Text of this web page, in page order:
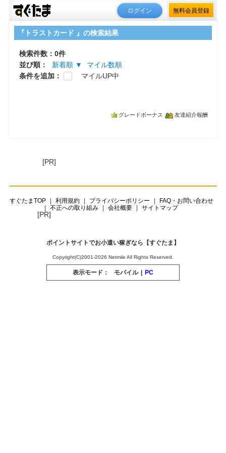
ログイン 無料会員登録
『トラストカード 』の検索結果
検索件数：0件
並び順：
新着順 ▼
マイル数順
条件を追加：
マイルUP中
グレードボーナス 友達紹介報酬
[PR]
すぐたまTOP 利用規約 プライバシーポリシー
FAQ・お問い合わせ
不正への取り組み
会社概要 サイトマップ
[PR]
ポイントサイトでお小遣い稼ぎなら【すぐたま】
Copyright(C)2001-2026 Netmile All Rights Reserved.
表示モード： モバイル PC